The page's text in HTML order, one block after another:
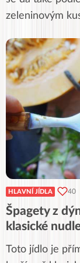
zeleninovým
HLAVNÍ JÍDLA 40
Špagety z
klasické
Toto jídlo je